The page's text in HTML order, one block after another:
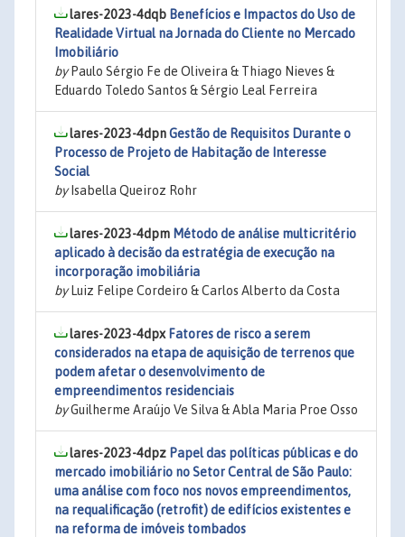
lares-2023-4dqb Benefícios e Impactos do Uso de
Realidade Virtual na Jornada do Cliente no Mercado
Imobiliário
byPaulo Sérgio Fe de Oliveira & Thiago Nieves &
Eduardo Toledo Santos & Sérgio Leal Ferreira
lares-2023-4dpnGestão de Requisitos Durante o
Processo de Projeto de Habitação de Interesse
Social
byIsabella Queiroz Rohr
lares-2023-4dpm Método de análise multicritério
aplicado à decisão da estratégia de execução na
incorporação imobiliária
byLuiz Felipe Cordeiro & Carlos Alberto da Costa
lares-2023-4dpx Fatores de risco a serem
considerados na etapa de aquisição de terrenos que
podem afetar o desenvolvimento de
empreendimentos residenciais
byGuilherme Araújo Ve Silva & Abla Maria Proe Osso
lares-2023-4dpz Papel das políticas públicas e do
mercado imobiliário no Setor Central de São Paulo:
uma análise com foco nos novos empreendimentos,
na requalificação (retrofit) de edifícios existentes e
na reforma de imóveis tombados